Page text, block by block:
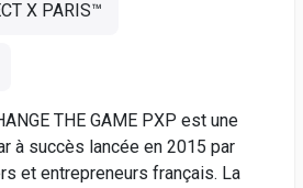
X PARIS™
THE GAME PXP est une
à succès lancée en 2015 par
et entrepreneurs français. La